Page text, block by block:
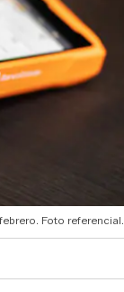
Foto referencial.